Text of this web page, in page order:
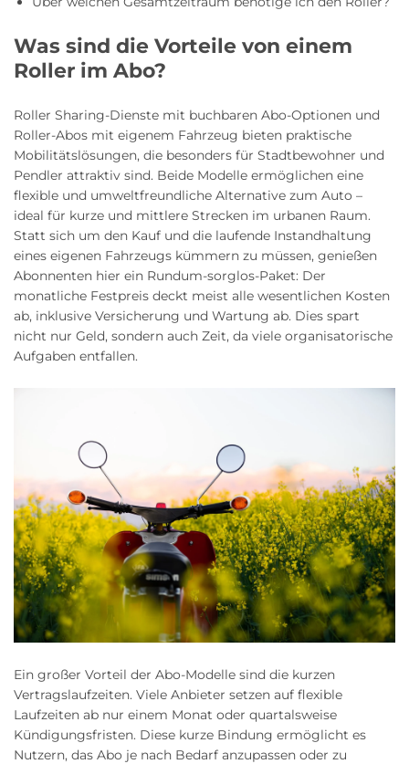
Was sind die Vorteile von einem
Roller im Abo?
Roller Sharing-Dienste mit buchbaren Abo-Optionen und
Roller-Abos mit eigenem Fahrzeug bieten praktische
Mobilitätslösungen, die besonders für Stadtbewohner und
Pendler attraktiv sind. Beide Modelle ermöglichen eine
flexible und umweltfreundliche Alternative zum Auto –
ideal für kurze und mittlere Strecken im urbanen Raum.
Statt sich um den Kauf und die laufende Instandhaltung
eines eigenen Fahrzeugs kümmern zu müssen, genießen
Abonnenten hier ein Rundum-sorglos-Paket: Der
monatliche Festpreis deckt meist alle wesentlichen Kosten
ab, inklusive Versicherung und Wartung ab. Dies spart
nicht nur Geld, sondern auch Zeit, da viele organisatorische
Aufgaben entfallen.
Ein großer Vorteil der Abo-Modelle sind die kurzen
Vertragslaufzeiten. Viele Anbieter setzen auf flexible
Laufzeiten ab nur einem Monat oder quartalsweise
Kündigungsfristen. Diese kurze Bindung ermöglicht es
Nutzern, das Abo je nach Bedarf anzupassen oder zu